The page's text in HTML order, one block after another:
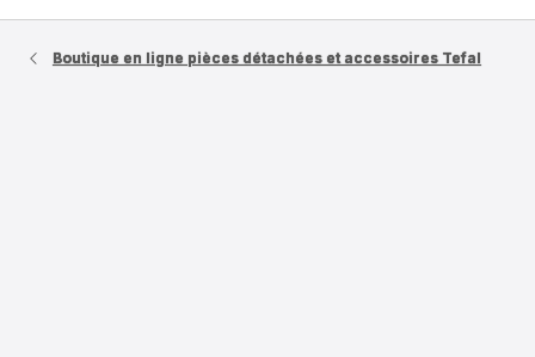
Boutique en ligne pièces détachées et accessoires Tefal